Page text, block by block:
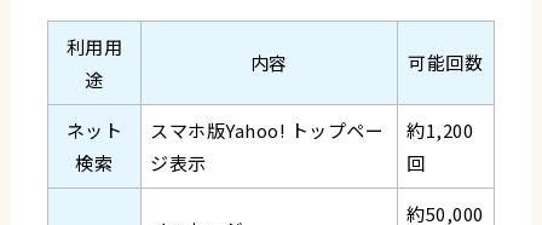
利用用
途
内容 可能回数
ネット
検索
スマホ版Yahoo! トップペー
ジ表示
約1,200
回
約50,000